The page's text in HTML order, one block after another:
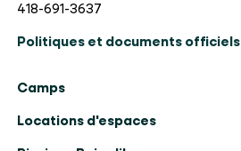
418-691-3637
Politiques et documents officiels
Camps
Locations d'espaces